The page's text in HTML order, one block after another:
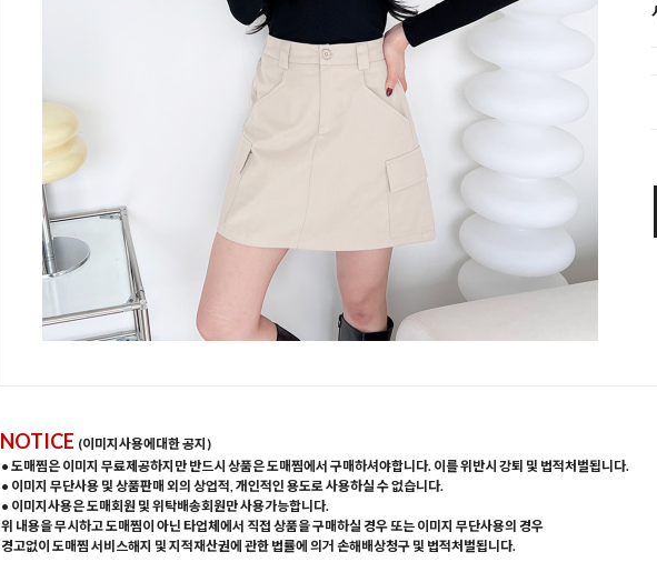
NOTICE (이미지사용에대한 공지)
• 도매찜은 이미지 무료제공하지만 반드시 상품은 도매찜에서 구매하셔야합니다. 이를 위반시 강퇴 및 법적처벌됩니다.
• 이미지 무단사용 및 상품판매 외의 상업적, 개인적인 용도로 사용하실 수 없습니다.
• 이미지사용은 도매회원 및 위탁배송회원만 사용가능합니다.
위 내용을 무시하고 도매찜이 아닌 타업체에서 직접 상품을 구매하실 경우 또는 이미지 무단사용의 경우
경고없이 도매찜 서비스해지 및 지적재산권에 관한 법률에 의거 손해배상청구 및 법적처벌됩니다.